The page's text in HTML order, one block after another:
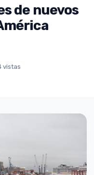
de nuevos
vistas